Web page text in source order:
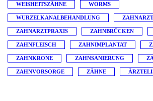
WEISHEITSZÄHNE WORMS
WURZELKANALBEHANDLUNG ZAHNARZT
ZAHNARZTPRAXIS ZAHNBRÜCKEN
ZAHNFLEISCH ZAHNIMPLANTAT
ZAHNKRONE ZAHNSANIERUNG
ZAHNVORSORGE ZÄHNE